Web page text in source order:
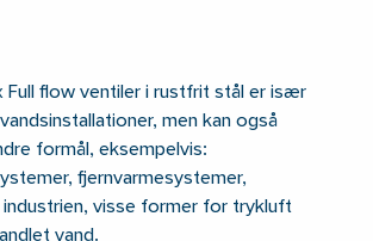
Full flow ventiler i rustfrit stål er især
men kan også
formål, eksempelvis:
fjernvarmesystemer,
industrien, visse former for trykluft
vand.